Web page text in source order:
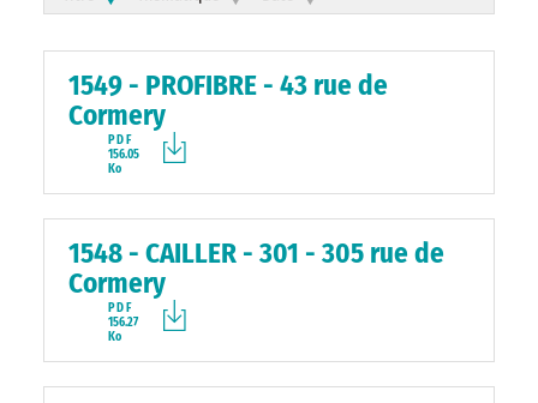
1549 - PROFIBRE - 43 rue de
Cormery
PDF
156.05
Ko
1548 - CAILLER - 301 - 305 rue de
Cormery
PDF
156.27
Ko